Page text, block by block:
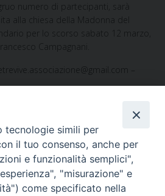
numero di partecipanti, sarà
alla chiesa della Madonna del
per lo scorso sabato 12 marzo,
Campagnani.
–
Pastorale
Liturgia
tecnologie simili per
il tuo consenso, anche per
e funzionalità semplici",
"misurazione" e
come specificato nella